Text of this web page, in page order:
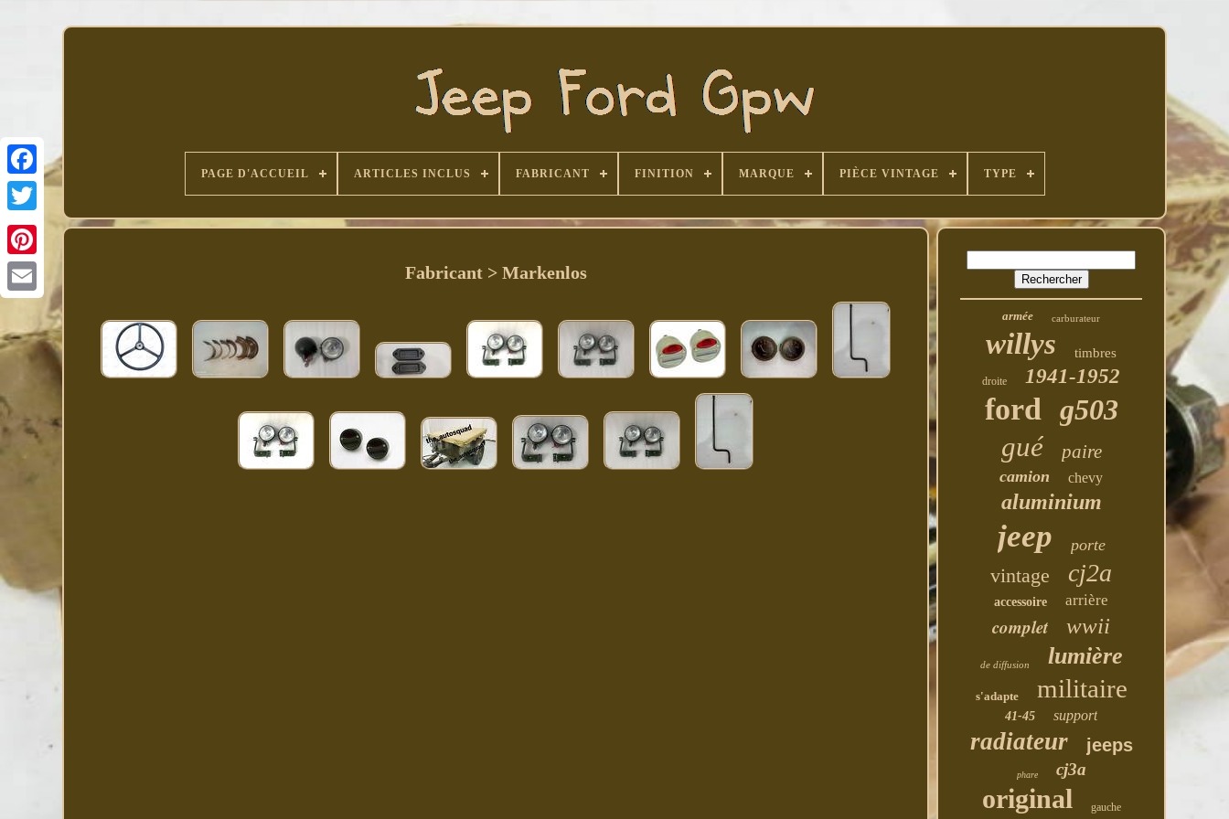
Facebook
PAGE D'ACCUEIL ARTICLES INCLUS FABRICANT FINITION MARQUE PIÈCE VINTAGE TYPE
Fabricant > Markenlos
armée carburateur
willys timbres
droite 1941-1952
ford g503
gué paire
camion chevy
aluminium
jeep porte
vintage cj2a
accessoire arrière
complet wwii
de diffusion lumière
s'adapte militaire
41-45 support
radiateur jeeps
phare cj3a
original gauche